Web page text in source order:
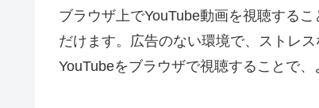
ブラウザ上でYouTube動画を視聴する
だけます。広告のない環境で、ストレ
YouTubeをブラウザで視聴することで